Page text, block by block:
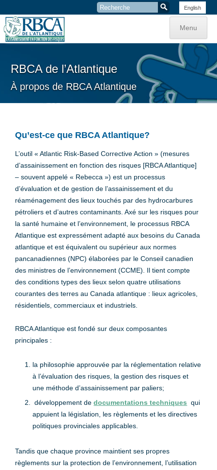
Menu
Recherche
:
English
RBCA de l’Atlantique
À propos de RBCA Atlantique
Qu’est-ce que RBCA Atlantique?
L’outil « Atlantic Risk-Based Corrective Action » (mesures
d’assainissement en fonction des risques [RBCA Atlantique]
– souvent appelé « Rebecca ») est un processus
d’évaluation et de gestion de l’assainissement et du
réaménagement des lieux touchés par des hydrocarbures
pétroliers et d’autres contaminants. Axé sur les risques pour
la santé humaine et l’environnement, le processus RBCA
Atlantique est expressément adapté aux besoins du Canada
atlantique et est équivalent ou supérieur aux normes
pancanadiennes (NPC) élaborées par le Conseil canadien
des ministres de l’environnement (CCME). Il tient compte
des conditions types des lieux selon quatre utilisations
courantes des terres au Canada atlantique : lieux agricoles,
résidentiels, commerciaux et industriels.
RBCA Atlantique est fondé sur deux composantes
principales :
la philosophie approuvée par la réglementation relative
à l’évaluation des risques, la gestion des risques et
une méthode d’assainissement par paliers;
développement dedocumentations techniques qui
appuient la législation, les règlements et les directives
politiques provinciales applicables.
Tandis que chaque province maintient ses propres
règlements sur la protection de l’environnement, l’utilisation